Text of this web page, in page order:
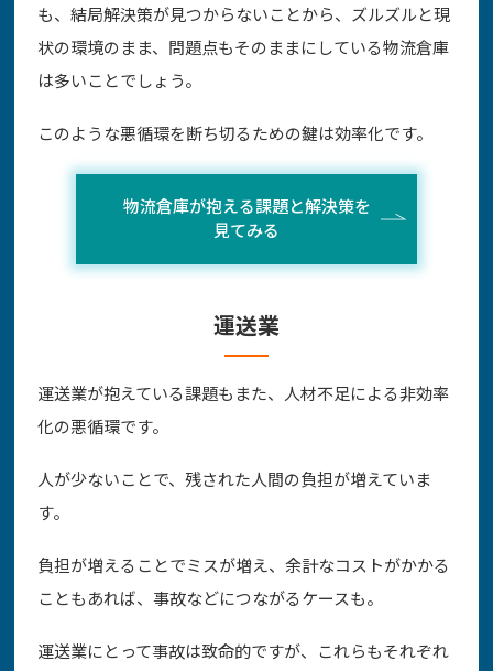
も、結局解決策が見つからないことから、ズルズルと現
状の環境のまま、問題点もそのままにしている物流倉庫
は多いことでしょう。
このような悪循環を断ち切るための鍵は効率化です。
物流倉庫が抱える課題と解決策を
見てみる
運送業
運送業が抱えている課題もまた、人材不足による非効率
化の悪循環です。
人が少ないことで、残された人間の負担が増えていま
す。
負担が増えることでミスが増え、余計なコストがかかる
こともあれば、事故などにつながるケースも。
運送業にとって事故は致命的ですが、これらもそれぞれ